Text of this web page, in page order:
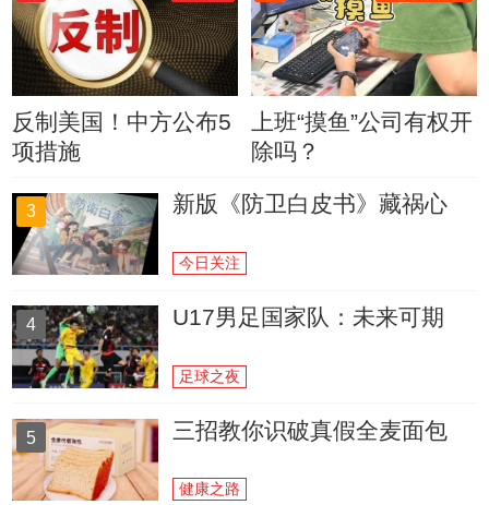
反制美国！中方公布5
项措施
上班“摸鱼”公司有权开
除吗？
3 新版《防卫白皮书》藏祸心
今日关注
4 U17男足国家队：未来可期
足球之夜
5 三招教你识破真假全麦面包
健康之路